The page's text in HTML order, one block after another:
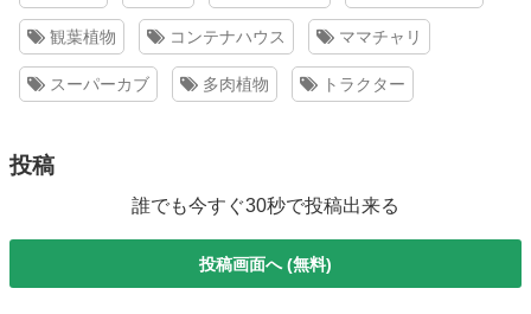
観葉植物 コンテナハウス ママチャリ
スーパーカブ 多肉植物 トラクター
投稿
誰でも今すぐ30秒で投稿出来る
投稿画面へ (無料)